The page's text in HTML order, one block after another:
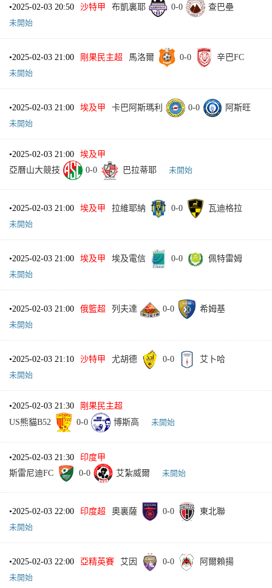
•2025-02-03 20:50 沙特甲 布凱裏耶 0-0
查巴壘
未開始
•2025-02-03 21:00 剛果民主超 馬洛爾 0-0
辛巴FC
未開始
•2025-02-03 21:00 埃及甲 卡巴阿斯瑪利 0-0
阿斯旺
未開始
•2025-02-03 21:00
埃及甲
亞曆山大競技
0-0 巴拉蒂耶 未開始
•2025-02-03 21:00 埃及甲 拉維耶納 0-0
瓦迪格拉
未開始
•2025-02-03 21:00 埃及甲 埃及電信 0-0
佩特雷姆
未開始
•2025-02-03 21:00 俄籃超 列夫達 0-0
希姆基
未開始
•2025-02-03 21:10 沙特甲 尤胡德 0-0
艾卜哈
未開始
•2025-02-03 21:30
剛果民主超
US熊貓B52
0-0 博斯高 未開始
•2025-02-03 21:30
印度甲
斯雷尼迪FC
0-0 艾紮威爾 未開始
•2025-02-03 22:00 印度超 奧裏薩 0-0
東北聯
未開始
•2025-02-03 22:00 亞精英賽 艾因 0-0
阿爾賴揚
未開始